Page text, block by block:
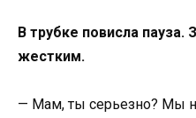
В трубке повисла пауза.
жестким.
— Мам, ты серьезно? Мы